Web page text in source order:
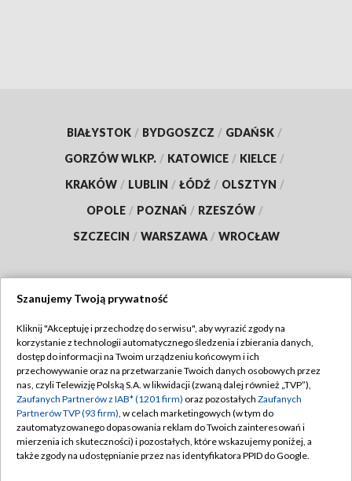
BIAŁYSTOK / BYDGOSZCZ / GDAŃSK /
GORZÓW WLKP. / KATOWICE / KIELCE /
KRAKÓW / LUBLIN / ŁÓDŹ / OLSZTYN /
OPOLE / POZNAŃ / RZESZÓW /
SZCZECIN / WARSZAWA / WROCŁAW
TVP
Abonament TVP
Emisja w TVP
Centrum informacji TVP
Naziemna Telewizja Cyfrowa
Regulamin TVP
Polityka prywatności
Moje zgody
Pomoc
Szanujemy Twoją prywatność
Kliknij "Akceptuję i przechodzę do serwisu", aby wyrazić zgody na
korzystanie z technologii automatycznego śledzenia i zbierania danych,
dostęp do informacji na Twoim urządzeniu końcowym i ich
przechowywanie oraz na przetwarzanie Twoich danych osobowych przez
nas, czyli Telewizję Polską S.A. w likwidacji (zwaną dalej również „TVP”),
Zaufanych Partnerów z IAB* (1201 firm) oraz pozostałych Zaufanych
Partnerów TVP (93 firm), w celach marketingowych (w tym do
zautomatyzowanego dopasowania reklam do Twoich zainteresowań i
mierzenia ich skuteczności) i pozostałych, które wskazujemy poniżej, a
także zgody na udostępnianie przez nas identyfikatora PPID do Google.